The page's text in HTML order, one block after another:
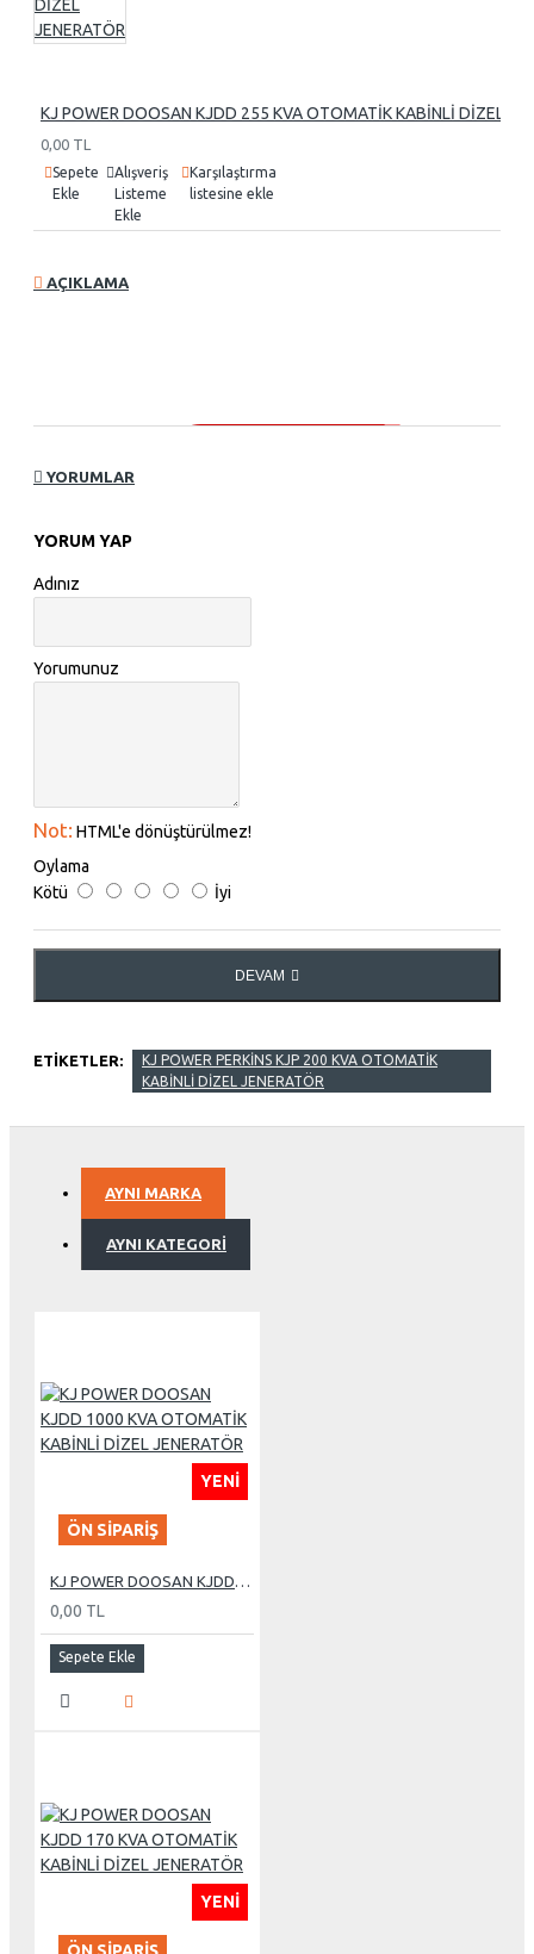
KJ POWER DOOSAN KJDD 255 KVA OTOMATİK KABİNLİ DİZEL
0,00 TL
Sepete
Ekle
Alışveriş
Listeme
Ekle
Karşılaştırma
listesine ekle
AÇIKLAMA
YORUMLAR
YORUM YAP
Adınız
Yorumunuz
Not: HTML'e dönüştürülmez!
Oylama
Kötü
İyi
DEVAM
ETIKETLER:
KJ POWER PERKİNS KJP 200 KVA OTOMATİK
KABİNLİ DİZEL JENERATÖR
AYNI MARKA
AYNI KATEGORI
YENI
ÖN SIPARIŞ
KJ POWER DOOSAN KJDD 1000 KVA OTOMATİK KABİNLİ DİZEL JENERATÖR
0,00 TL
Sepete Ekle
YENI